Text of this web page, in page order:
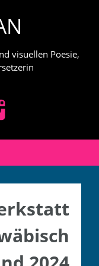
visuellen Poesie,